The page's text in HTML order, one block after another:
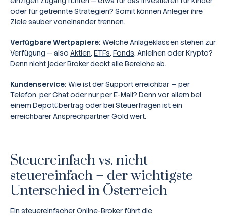
oder für getrennte Strategien? Somit können Anleger ihre
Ziele sauber voneinander trennen.
Verfügbare Wertpapiere: Welche Anlageklassen stehen zur
Verfügung — also Aktien, ETFs, Fonds, Anleihen oder Krypto?
Denn nicht jeder Broker deckt alle Bereiche ab.
Kundenservice: Wie ist der Support erreichbar — per
Telefon, per Chat oder nur per E-Mail? Denn vor allem bei
einem Depotübertrag oder bei Steuerfragen ist ein
erreichbarer Ansprechpartner Gold wert.
Steuereinfach vs. nicht-
steuereinfach – der wichtigste
Unterschied in Österreich
Ein steuereinfacher Online-Broker führt die